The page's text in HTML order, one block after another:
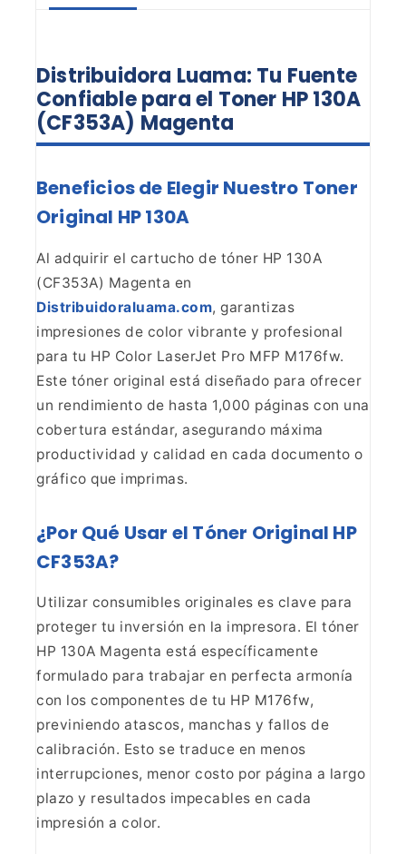
Distribuidora Luama: Tu Fuente
Confiable para el Toner HP 130A
(CF353A) Magenta
Beneficios de Elegir Nuestro Toner
Original HP 130A
Al adquirir el cartucho de tóner HP 130A
(CF353A) Magenta en
Distribuidoraluama.com, garantizas
impresiones de color vibrante y profesional
para tu HP Color LaserJet Pro MFP M176fw.
Este tóner original está diseñado para ofrecer
un rendimiento de hasta 1,000 páginas con una
cobertura estándar, asegurando máxima
productividad y calidad en cada documento o
gráfico que imprimas.
¿Por Qué Usar el Tóner Original HP
CF353A?
Utilizar consumibles originales es clave para
proteger tu inversión en la impresora. El tóner
HP 130A Magenta está específicamente
formulado para trabajar en perfecta armonía
con los componentes de tu HP M176fw,
previniendo atascos, manchas y fallos de
calibración. Esto se traduce en menos
interrupciones, menor costo por página a largo
plazo y resultados impecables en cada
impresión a color.